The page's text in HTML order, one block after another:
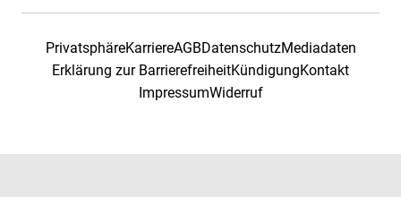
PrivatsphäreKarriereAGBDatenschutzMediadaten
Erklärung zur BarrierefreiheitKündigungKontakt
ImpressumWiderruf